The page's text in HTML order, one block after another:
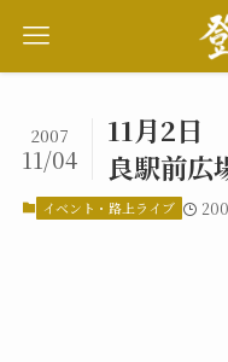
11月2日
良駅前広
2007
11/04
イベント・路上ライブ